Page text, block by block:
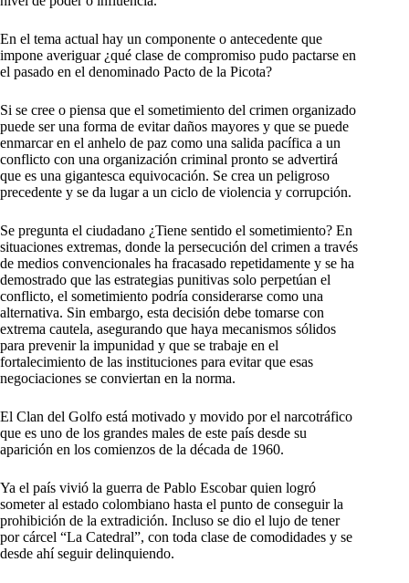
En el tema actual hay un componente o antecedente que
impone averiguar ¿qué clase de compromiso pudo pactarse en
el pasado en el denominado Pacto de la Picota?
Si se cree o piensa que el sometimiento del crimen organizado
puede ser una forma de evitar daños mayores y que se puede
enmarcar en el anhelo de paz como una salida pacífica a un
conflicto con una organización criminal pronto se advertirá
que es una gigantesca equivocación. Se crea un peligroso
precedente y se da lugar a un ciclo de violencia y corrupción.
Se pregunta el ciudadano ¿Tiene sentido el sometimiento? En
situaciones extremas, donde la persecución del crimen a través
de medios convencionales ha fracasado repetidamente y se ha
demostrado que las estrategias punitivas solo perpetúan el
conflicto, el sometimiento podría considerarse como una
alternativa. Sin embargo, esta decisión debe tomarse con
extrema cautela, asegurando que haya mecanismos sólidos
para prevenir la impunidad y que se trabaje en el
fortalecimiento de las instituciones para evitar que esas
negociaciones se conviertan en la norma.
El Clan del Golfo está motivado y movido por el narcotráfico
que es uno de los grandes males de este país desde su
aparición en los comienzos de la década de 1960.
Ya el país vivió la guerra de Pablo Escobar quien logró
someter al estado colombiano hasta el punto de conseguir la
prohibición de la extradición. Incluso se dio el lujo de tener
por cárcel “La Catedral”, con toda clase de comodidades y se
desde ahí seguir delinquiendo.